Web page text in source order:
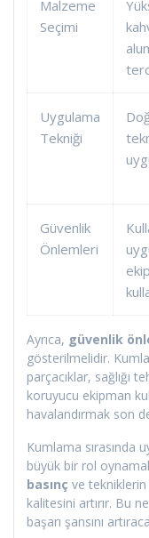
Malzeme
Seçimi
Uygulama
Tekniği
Güvenlik
Önlemleri
Ayrıca, güvenlik
gösterilmelidir.
parçacıklar, sağlığı
koruyucu ekipman
havalandırmak son
Kumlama sırasında
büyük bir rol
basınç ve tekniklerin
kalitesini artırır. Bu
başarı şansını